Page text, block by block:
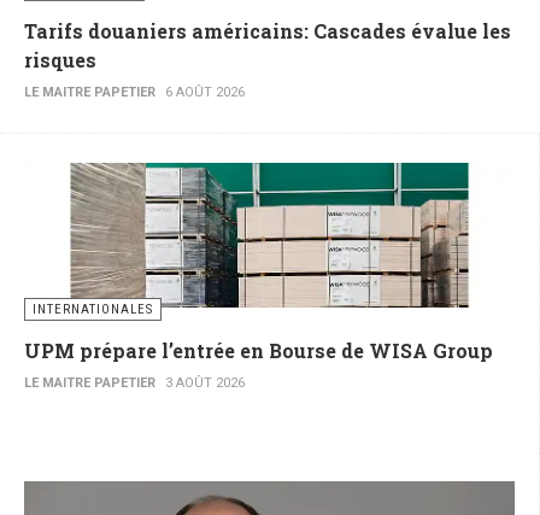
Tarifs douaniers américains: Cascades évalue les
risques
LE MAITRE PAPETIER 6 AOÛT 2026
INTERNATIONALES
UPM prépare l’entrée en Bourse de WISA Group
LE MAITRE PAPETIER 3 AOÛT 2026